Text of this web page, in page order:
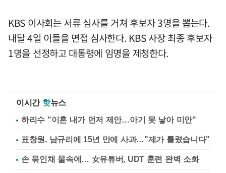
KBS 이사회는 서류 심사를 거쳐 후보자 3명을 뽑는다.
내달 4일 이들을 면접 심사한다. KBS 사장 최종 후보자
1명을 선정하고 대통령에 임명을 제청한다.
이시간 핫뉴스
하리수 "이혼 내가 먼저 제안…아기 못 낳아 미안"
표창원, 남규리에 15년 만에 사과…"제가 틀렸습니다"
손 묶인채 물속에… 女유튜버, UDT 훈련 완벽 소화